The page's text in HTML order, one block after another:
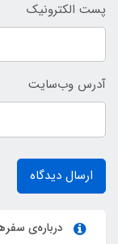
پست الکترونیک
آدرس وب‌سایت
ارسال دیدگاه
درباره‌ی